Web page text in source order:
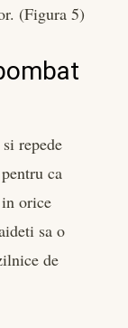
(Figura 5)
repede
ca
orice
sa o
de